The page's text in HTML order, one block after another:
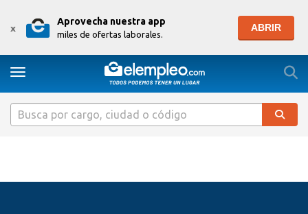
x
Aprovecha nuestra app
miles de ofertas laborales.
ABRIR
Toggle navigation